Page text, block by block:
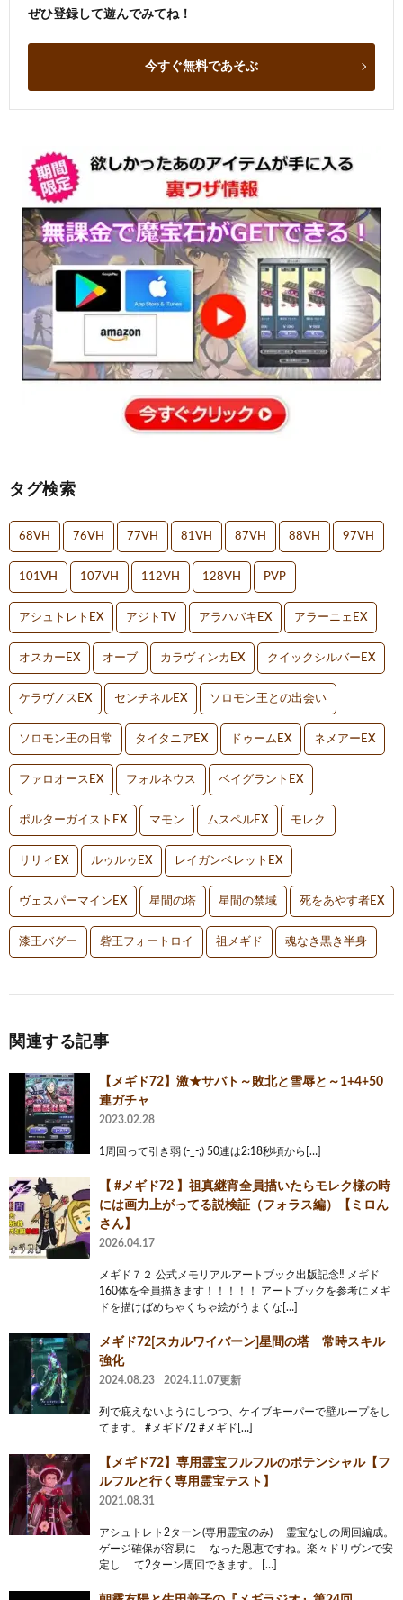
ぜひ登録して遊んでみてね！
今すぐ無料であそぶ
タグ検索
68VH 76VH 77VH 81VH 87VH 88VH 97VH
101VH 107VH 112VH 128VH PVP
アシュトレトEX アジトTV アラハバキEX アラーニェEX
オスカーEX オーブ カラヴィンカEX クイックシルバーEX
ケラヴノスEX センチネルEX ソロモン王との出会い
ソロモン王の日常 タイタニアEX ドゥームEX ネメアーEX
ファロオースEX フォルネウス ベイグラントEX
ポルターガイストEX マモン ムスペルEX モレク
リリィEX ルゥルゥEX レイガンベレットEX
ヴェスパーマインEX 星間の塔 星間の禁域 死をあやす者EX
漆王バグー 砦王フォートロイ 祖メギド 魂なき黒き半身
関連する記事
【メギド72】激★サバト～敗北と雪辱と～1+4+50
連ガチャ
2023.02.28
1周回って引き弱 (-_-;) 50連は2:18秒頃から[…]
【 #メギド72 】祖真継宵全員描いたらモレク様の時
には画力上がってる説検証（フォラス編）【ミロん
さん】
2026.04.17
メギド７２ 公式メモリアルアートブック出版記念‼️ メギド
160体を全員描きます！！！！！ アートブックを参考にメギ
ドを描けばめちゃくちゃ絵がうまくな[…]
メギド72[スカルワイバーン]星間の塔 常時スキル
強化
2024.08.23 2024.11.07更新
列で庇えないようにしつつ、ケイブキーパーで壁ループをし
てます。 #メギド72 #メギド[…]
【メギド72】専用霊宝フルフルのポテンシャル【フ
ルフルと行く専用霊宝テスト】
2021.08.31
アシュトレト2ターン(専用霊宝のみ) 霊宝なしの周回編成。
ゲージ確保が容易に なった恩恵ですね。楽々ドリヴンで安
定し て2ターン周回できます。 […]